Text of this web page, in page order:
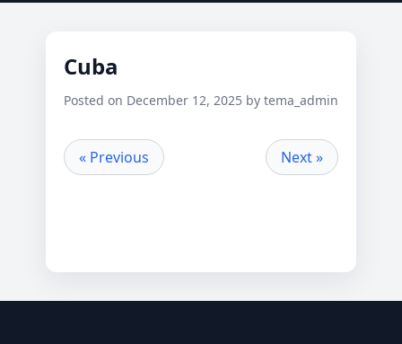
Cuba
Posted on December 12, 2025 by tema_admin
« Previous Next »